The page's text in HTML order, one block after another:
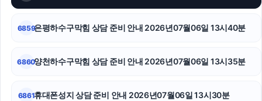
주택담보대출한도
핑크티켓
6859은평하수구막힘 상담 준비 안내 2026년07월06일 13시40분
6860양천하수구막힘 상담 준비 안내 2026년07월06일 13시35분
6861휴대폰성지 상담 준비 안내 2026년07월06일 13시30분